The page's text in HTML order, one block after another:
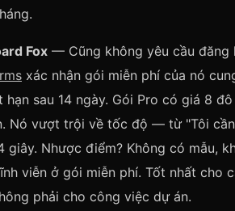
Fox — Cũng không yêu cầu đăng
xác nhận gói miễn phí của nó
hạn sau 14 ngày. Gói Pro có giá 8
Nó vượt trội về tốc độ — từ "Tôi
giây. Nhược điểm? Không có mẫu,
viễn ở gói miễn phí. Tốt nhất cho
phải cho công việc dự án.